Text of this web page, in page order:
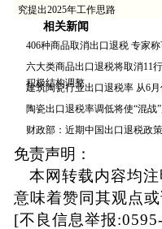
究提出2025年工作思路
相关新闻
406种商品取消出口退税 专家
六大类商品出口退税将取消11
积极结构调整
建筑陶瓷行业出口退税率 从6
陶瓷出口退税率调低将使“混战
财政部：近期中国出口退税政
免责声明：
本网转载内容均
意味着赞同其观点
[不良信息举报